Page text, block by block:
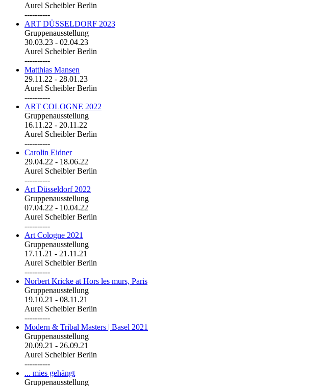
Aurel Scheibler Berlin
----------
ART DÜSSELDORF 2023
Gruppenausstellung
30.03.23 - 02.04.23
Aurel Scheibler Berlin
----------
Matthias Mansen
29.11.22 - 28.01.23
Aurel Scheibler Berlin
----------
ART COLOGNE 2022
Gruppenausstellung
16.11.22 - 20.11.22
Aurel Scheibler Berlin
----------
Carolin Eidner
29.04.22 - 18.06.22
Aurel Scheibler Berlin
----------
Art Düsseldorf 2022
Gruppenausstellung
07.04.22 - 10.04.22
Aurel Scheibler Berlin
----------
Art Cologne 2021
Gruppenausstellung
17.11.21 - 21.11.21
Aurel Scheibler Berlin
----------
Norbert Kricke at Hors les murs, Paris
Gruppenausstellung
19.10.21 - 08.11.21
Aurel Scheibler Berlin
----------
Modern & Tribal Masters | Basel 2021
Gruppenausstellung
20.09.21 - 26.09.21
Aurel Scheibler Berlin
----------
... mies gehängt
Gruppenausstellung